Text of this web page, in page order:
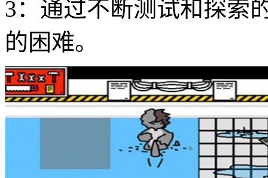
3：通过不断测试和探索
的困难。